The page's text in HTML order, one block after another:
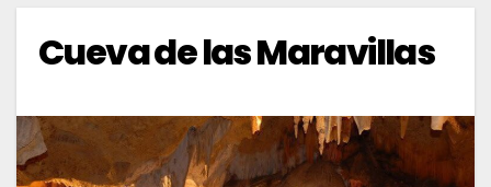
Cueva de las Maravillas